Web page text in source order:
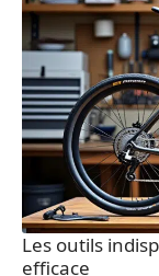
Les outils
efficace